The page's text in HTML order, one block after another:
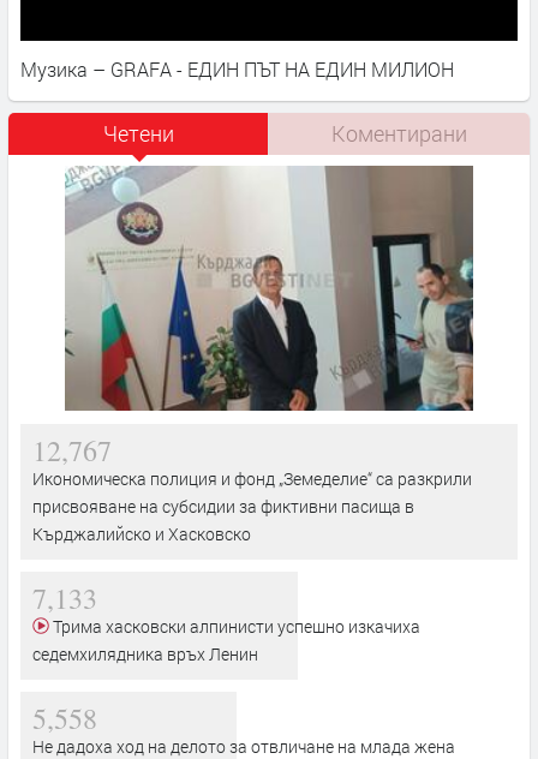
Музика – GRAFA - ЕДИН ПЪТ НА ЕДИН МИЛИОН
Четени Коментирани
12,767
Икономическа полиция и фонд „Земеделие“ са разкрили
присвояване на субсидии за фиктивни пасища в
Кърджалийско и Хасковско
7,133
седемхилядника връх Ленин
5,558
Не дадоха ход на делото за отвличане на млада жена